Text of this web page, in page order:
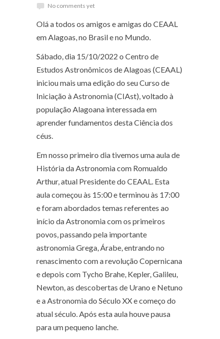
No comments yet
Olá a todos os amigos e amigas do CEAAL
em Alagoas, no Brasil e no Mundo.
Sábado, dia 15/10/2022 o Centro de
Estudos Astronômicos de Alagoas (CEAAL)
iniciou mais uma edição do seu Curso de
Iniciação à Astronomia (CIAst), voltado à
população Alagoana interessada em
aprender fundamentos desta Ciência dos
céus.
Em nosso primeiro dia tivemos uma aula de
História da Astronomia com Romualdo
Arthur, atual Presidente do CEAAL. Esta
aula começou às 15:00 e terminou às 17:00
e foram abordados temas referentes ao
início da Astronomia com os primeiros
povos, passando pela importante
astronomia Grega, Árabe, entrando no
renascimento com a revolução Copernicana
e depois com Tycho Brahe, Kepler, Galileu,
Newton, as descobertas de Urano e Netuno
e a Astronomia do Século XX e começo do
atual século. Após esta aula houve pausa
para um pequeno lanche.